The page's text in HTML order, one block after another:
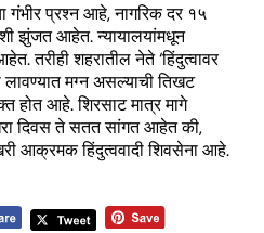
गंभीर प्रश्न आहे, नागरिक दर १५
झुंजत आहेत. न्यायालयांमधून
तरीही शहरातील नेते ‘हिंदुत्वावर
मग्न असल्याची तिखट
होत आहे. शिरसाट मात्र मागे
दिवस ते सतत सांगत आहेत की,
आक्रमक हिंदुत्ववादी शिवसेना आहे.